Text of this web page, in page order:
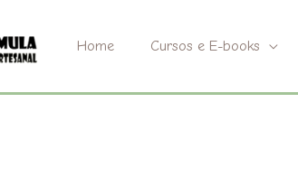
Home Cursos e E-books